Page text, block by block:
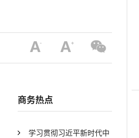
商务热点
学习贯彻习近平新时代中